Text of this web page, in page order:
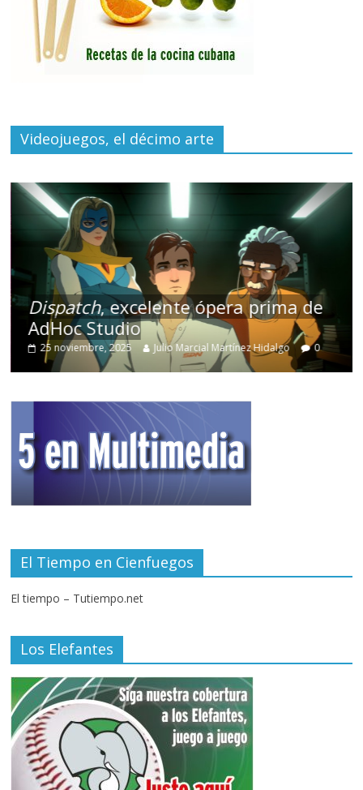
Videojuegos, el décimo arte
Dispatch, excelente ópera prima de
AdHoc Studio
25 noviembre, 2025 Julio Marcial Martínez Hidalgo 0
El Tiempo en Cienfuegos
El tiempo – Tutiempo.net
Los Elefantes